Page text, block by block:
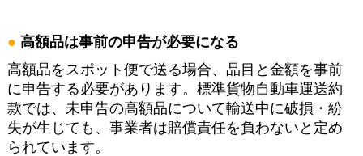
高額品は事前の申告が必要になる
高額品をスポット便で送る場合、品目と金額を事前
に申告する必要があります。標準貨物自動車運送約
款では、未申告の高額品について輸送中に破損・紛
失が生じても、事業者は賠償責任を負わないと定め
られています。